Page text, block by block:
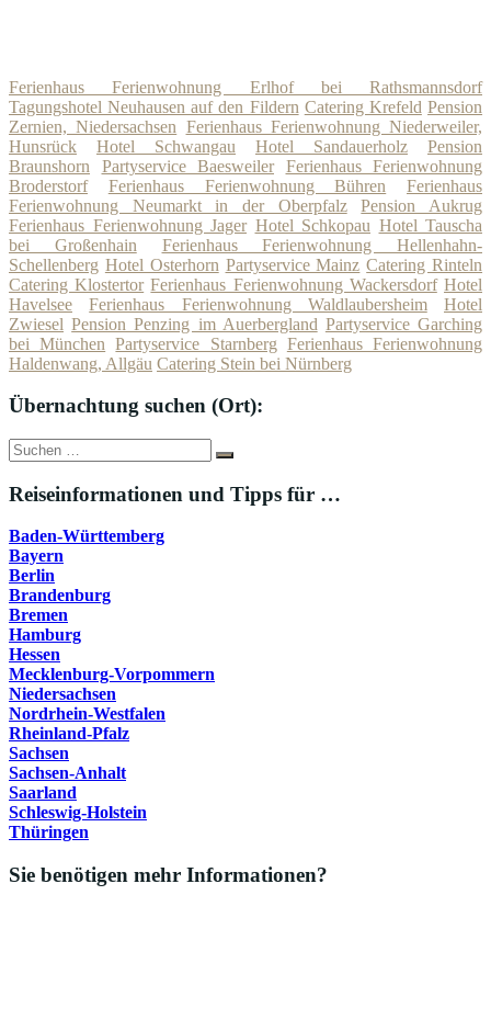
Ferienhaus Ferienwohnung Erlhof bei Rathsmannsdorf
Tagungshotel Neuhausen auf den Fildern Catering Krefeld Pension
Zernien, Niedersachsen Ferienhaus Ferienwohnung Niederweiler,
Hunsrück
Hotel Schwangau Hotel Sandauerholz
Pension
Braunshorn
Partyservice Baesweiler
Ferienhaus Ferienwohnung
Broderstorf
Ferienhaus Ferienwohnung Bühren
Ferienhaus
Ferienwohnung Neumarkt in der Oberpfalz
Pension Aukrug
Ferienhaus Ferienwohnung Jager Hotel Schkopau Hotel Tauscha
bei Großenhain
Ferienhaus Ferienwohnung Hellenhahn-
Schellenberg Hotel Osterhorn Partyservice Mainz Catering Rinteln
Catering Klostertor Ferienhaus Ferienwohnung Wackersdorf Hotel
Havelsee
Ferienhaus Ferienwohnung Waldlaubersheim
Hotel
Zwiesel Pension Penzing im Auerbergland Partyservice Garching
bei München
Partyservice Starnberg Ferienhaus Ferienwohnung
Haldenwang, Allgäu Catering Stein bei Nürnberg
Übernachtung suchen (Ort):
Suche
nach:
Suchen
Reiseinformationen und Tipps für …
Baden-Württemberg
Bayern
Berlin
Brandenburg
Bremen
Hamburg
Hessen
Mecklenburg-Vorpommern
Niedersachsen
Nordrhein-Westfalen
Rheinland-Pfalz
Sachsen
Sachsen-Anhalt
Saarland
Schleswig-Holstein
Thüringen
Sie benötigen mehr Informationen?